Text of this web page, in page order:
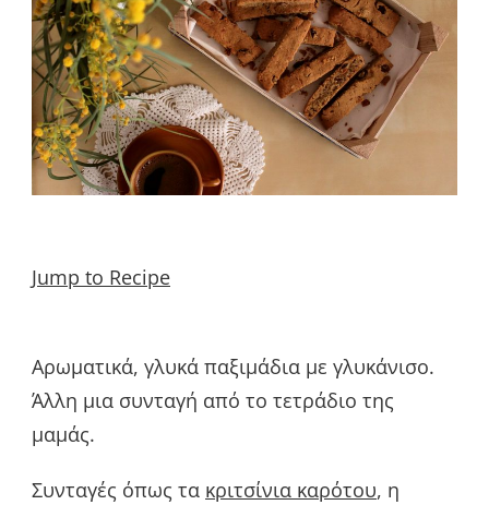
Jump to Recipe
Αρωματικά, γλυκά παξιμάδια με γλυκάνισο.
Άλλη μια συνταγή από το τετράδιο της
μαμάς.
Συνταγές όπως τα κριτσίνια καρότου, η